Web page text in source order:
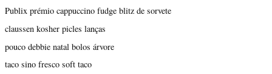
Publix prémio cappuccino fudge blitz de sorvete
claussen kosher picles lanças
pouco debbie natal bolos árvore
taco sino fresco soft taco